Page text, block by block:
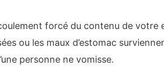
forcé du contenu de votre
ou les maux d’estomac
personne ne vomisse.